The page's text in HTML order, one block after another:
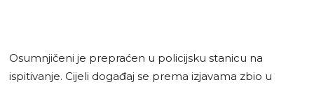
Osumnjičeni je prepraćen u policijsku stanicu na
ispitivanje. Cijeli događaj se prema izjavama zbio u